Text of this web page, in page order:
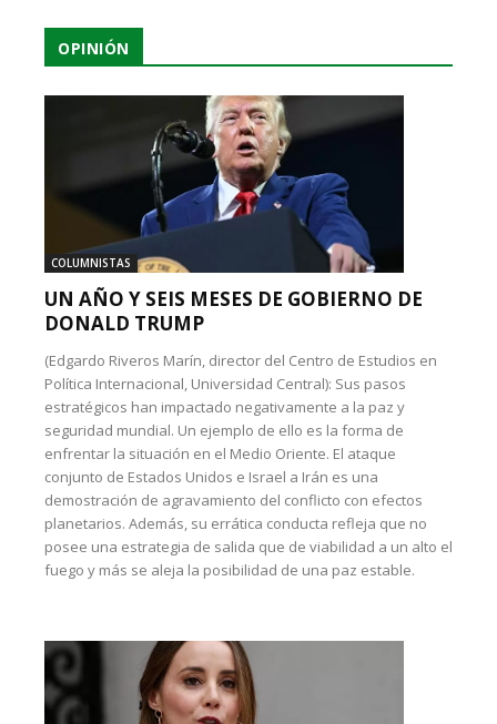
OPINIÓN
COLUMNISTAS
UN AÑO Y SEIS MESES DE GOBIERNO DE
DONALD TRUMP
(Edgardo Riveros Marín, director del Centro de Estudios en
Política Internacional, Universidad Central): Sus pasos
estratégicos han impactado negativamente a la paz y
seguridad mundial. Un ejemplo de ello es la forma de
enfrentar la situación en el Medio Oriente. El ataque
conjunto de Estados Unidos e Israel a Irán es una
demostración de agravamiento del conflicto con efectos
planetarios. Además, su errática conducta refleja que no
posee una estrategia de salida que de viabilidad a un alto el
fuego y más se aleja la posibilidad de una paz estable.